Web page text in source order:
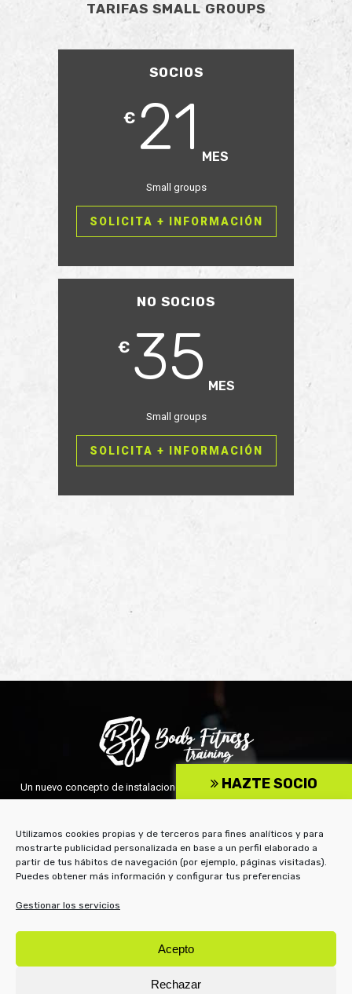
Utilizamos cookies propias y de terceros para fines analíticos y para
mostrarte publicidad personalizada en base a un perfil elaborado a
partir de tus hábitos de navegación (por ejemplo, páginas visitadas).
Puedes obtener más información y configurar tus preferencias
Gestionar los servicios
Acepto
Rechazar
TARIFAS SMALL GROUPS
SOCIOS
€ 21 MES
Small groups
SOLICITA + INFORMACIÓN
NO SOCIOS
€ 35 MES
Small groups
SOLICITA + INFORMACIÓN
Un nuevo concepto de instalaciones deportivas. Las más avanzadas
BF TRAINING TORREJÓN
Avda. de Madrid, 70 - 28850 Torrejón de Ardoz (Madrid)
91 675 14 69
BODY FITNESS TRAINING PARAÍSO
Pineda), s/n - 28850 Torrejón de Ardoz (Madrid)
91 675 17 60
HAZTE SOCIO